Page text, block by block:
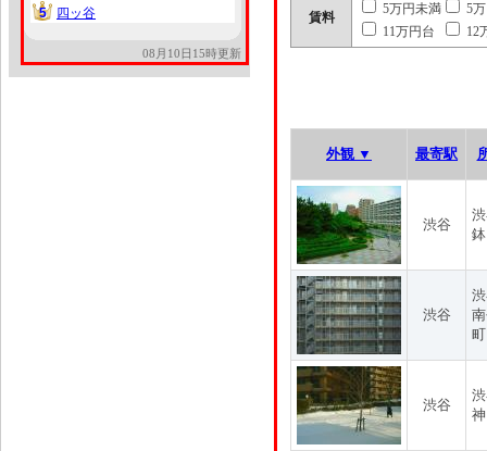
5
5 四ッ谷
08月10日15時更新
賃料
5万円未満
5
11万円台
12
外観 ▼ 最寄駅
渋谷
渋谷
渋谷